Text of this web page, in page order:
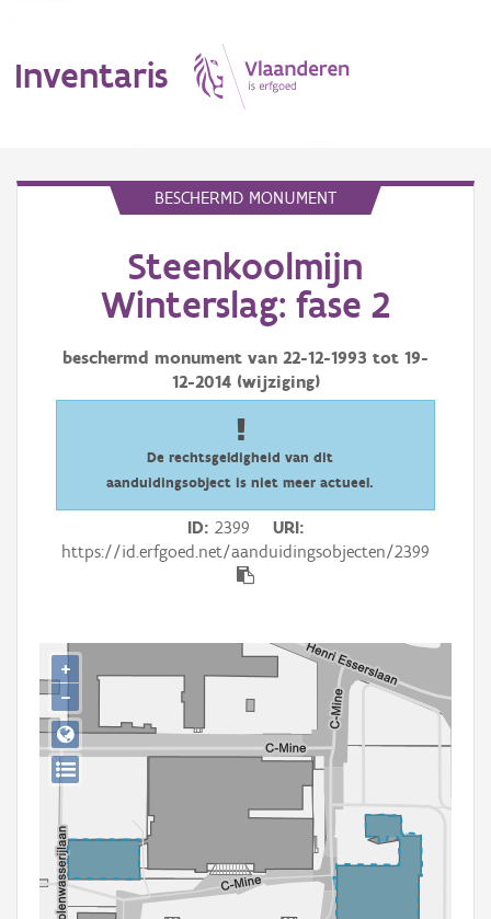
Inventaris
Aanduidingsobject
Waarneming
Downloads
Aanmelden
BESCHERMD MONUMENT
Steenkoolmijn
Winterslag: fase 2
beschermd monument van 22-12-1993 tot 19-
12-2014(wijziging)
De rechtsgeldigheid van dit
aanduidingsobject is niet meer actueel.
ID 2399
URI
https://id.erfgoed.net/aanduidingsobjecten/2399
+
−